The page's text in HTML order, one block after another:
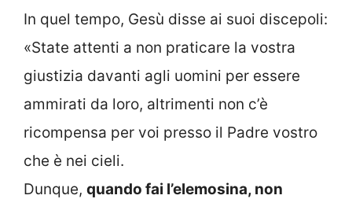
In quel tempo, Gesù disse ai suoi discepoli:
«State attenti a non praticare la vostra
giustizia davanti agli uomini per essere
ammirati da loro, altrimenti non c’è
ricompensa per voi presso il Padre vostro
che è nei cieli.
Dunque, quando fai l’elemosina, non